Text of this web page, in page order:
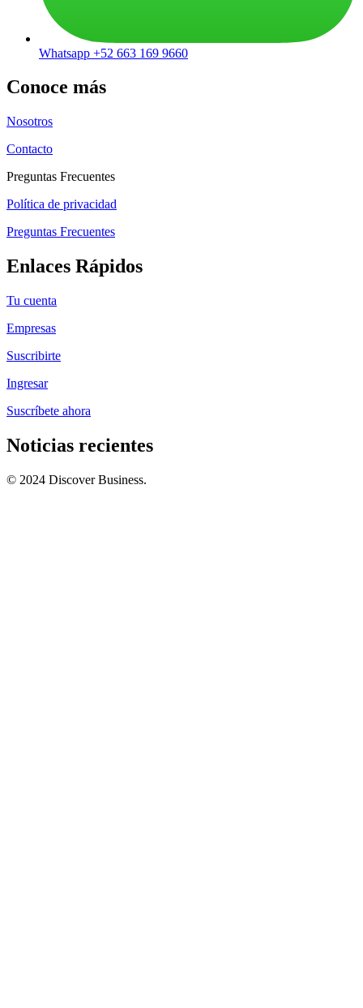
Whatsapp +52 663 169 9660
Conoce más
Nosotros
Contacto
Preguntas Frecuentes
Política de privacidad
Preguntas Frecuentes
Enlaces Rápidos
Tu cuenta
Empresas
Suscribirte
Ingresar
Suscríbete ahora
Noticias recientes
© 2024 Discover Business.